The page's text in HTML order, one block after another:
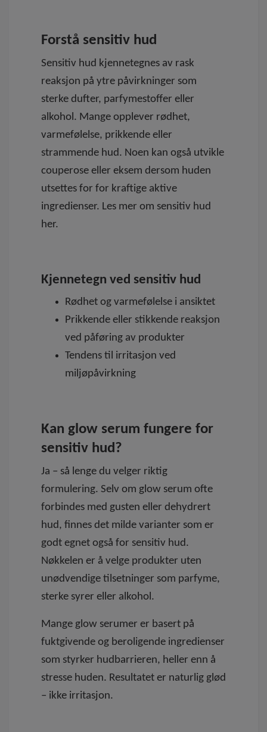
Forstå sensitiv hud
Sensitiv hud kjennetegnes av rask
reaksjon på ytre påvirkninger som
sterke dufter, parfymestoffer eller
alkohol. Mange opplever rødhet,
varmefølelse, prikkende eller
strammende hud. Noen kan også utvikle
couperose eller eksem dersom huden
utsettes for for kraftige aktive
ingredienser. Les mer om sensitiv hud
her.
Kjennetegn ved sensitiv hud
Rødhet og varmefølelse i ansiktet
Prikkende eller stikkende reaksjon
ved påføring av produkter
Tendens til irritasjon ved
miljøpåvirkning
Kan glow serum fungere for
sensitiv hud?
Ja – så lenge du velger riktig
formulering. Selv om glow serum ofte
forbindes med gusten eller dehydrert
hud, finnes det milde varianter som er
godt egnet også for sensitiv hud.
Nøkkelen er å velge produkter uten
unødvendige tilsetninger som parfyme,
sterke syrer eller alkohol.
Mange glow serumer er basert på
fuktgivende og beroligende ingredienser
som styrker hudbarrieren, heller enn å
stresse huden. Resultatet er naturlig glød
– ikke irritasjon.